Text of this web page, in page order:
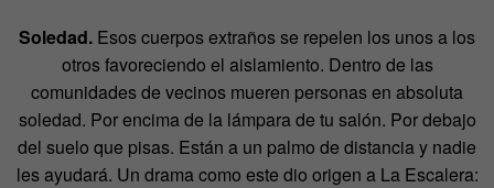
Soledad. Esos cuerpos extraños se repelen los unos a los
otros favoreciendo el aislamiento. Dentro de las
comunidades de vecinos mueren personas en absoluta
soledad. Por encima de la lámpara de tu salón. Por debajo
del suelo que pisas. Están a un palmo de distancia y nadie
les ayudará. Un drama como este dio origen a La Escalera: